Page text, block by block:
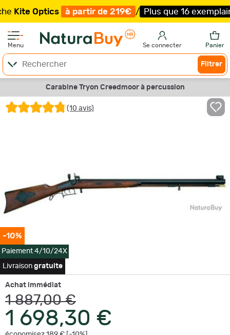
Optics à partir de 219€ / Plus que 16 exemplaires !
Menu Se connecter Panier
Filtrer
Carabine Tryon Creedmoor à percussion
(10 avis)
-10%
Paiement 4/10/24X
Livraison gratuite
Achat immédiat
1 887,00 €
1 698,30 €